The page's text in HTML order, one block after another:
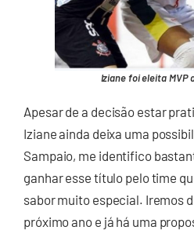
Iziane foi eleita MVP
Apesar de a decisão estar
Iziane ainda deixa uma
Sampaio, me identifico
ganhar esse título pelo time
sabor muito especial. Iremos
próximo ano e já há uma